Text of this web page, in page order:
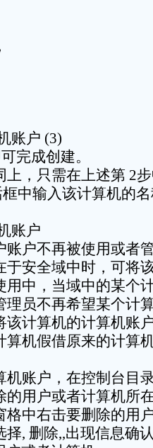
账户 (3)
完成创建。
上，只需在上述第 2
中输入该计算机的
账户
账户不再被使用或者
于安全域中时，可将
用中，当域中的某个
理员不再希望某个计
该计算机的计算机账
算机假借原来的计算
机账户，在控制台目
的用户或者计算机所
格中右击要删除的用
择, 删除,,出现信息确